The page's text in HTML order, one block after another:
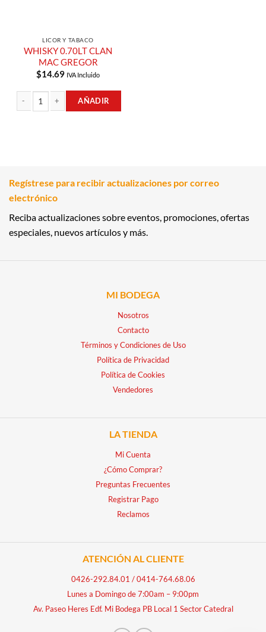
LICOR Y TABACO
WHISKY 0.70LT CLAN
MAC GREGOR
$14.69 IVA Incluido
AÑADIR
Regístrese para recibir actualizaciones por correo
electrónico
Reciba actualizaciones sobre eventos, promociones, ofertas
especiales, nuevos artículos y más.
MI BODEGA
Nosotros
Contacto
Términos y Condiciones de Uso
Política de Privacidad
Política de Cookies
Vendedores
LA TIENDA
Mi Cuenta
¿Cómo Comprar?
Preguntas Frecuentes
Registrar Pago
Reclamos
ATENCIÓN AL CLIENTE
0426-292.84.01 /0414-764.68.06
Lunes a Domingo de 7:00am – 9:00pm
Av. Paseo Heres Edf. Mi Bodega PB Local 1 Sector Catedral